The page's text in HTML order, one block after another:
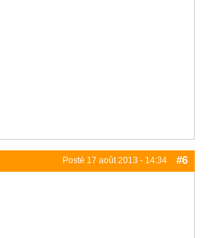
Posté 17 août 2013 - 14:34 #6